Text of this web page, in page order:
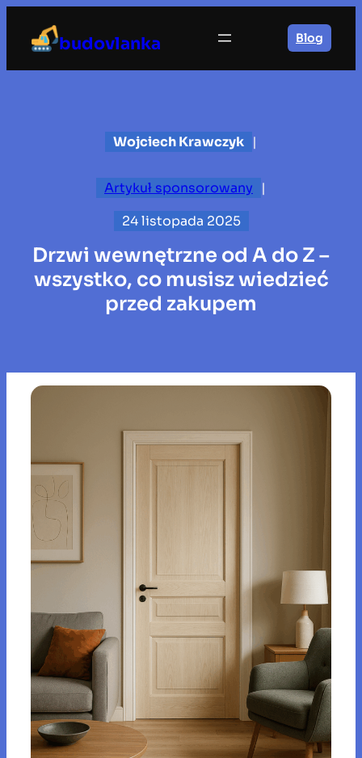
treści
budovlanka Blog
Wojciech Krawczyk |
Artykuł sponsorowany
|
24 listopada 2025
Drzwi wewnętrzne od A do Z –
wszystko, co musisz wiedzieć
przed zakupem